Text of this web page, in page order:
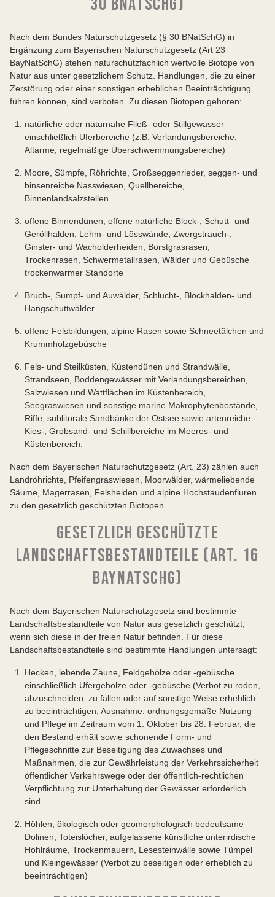
30 BNATSCHG)
Nach dem Bundes Naturschutzgesetz (§ 30 BNatSchG) in
Ergänzung zum Bayerischen Naturschutzgesetz (Art 23
BayNatSchG) stehen naturschutzfachlich wertvolle Biotope von
Natur aus unter gesetzlichem Schutz. Handlungen, die zu einer
Zerstörung oder einer sonstigen erheblichen Beeinträchtigung
führen können, sind verboten. Zu diesen Biotopen gehören:
natürliche oder naturnahe Fließ- oder Stillgewässer
einschließlich Uferbereiche (z.B. Verlandungsbereiche,
Altarme, regelmäßige Überschwemmungsbereiche)
Moore, Sümpfe, Röhrichte, Großseggenrieder, seggen- und
binsenreiche Nasswiesen, Quellbereiche,
Binnenlandsalzstellen
offene Binnendünen, offene natürliche Block-, Schutt- und
Geröllhalden, Lehm- und Lösswände, Zwergstrauch-,
Ginster- und Wacholderheiden, Borstgrasrasen,
Trockenrasen, Schwermetallrasen, Wälder und Gebüsche
trockenwarmer Standorte
Bruch-, Sumpf- und Auwälder, Schlucht-, Blockhalden- und
Hangschuttwälder
offene Felsbildungen, alpine Rasen sowie Schneetälchen und
Krummholzgebüsche
Fels- und Steilküsten, Küstendünen und Strandwälle,
Strandseen, Boddengewässer mit Verlandungsbereichen,
Salzwiesen und Wattflächen im Küstenbereich,
Seegraswiesen und sonstige marine Makrophytenbestände,
Riffe, sublitorale Sandbänke der Ostsee sowie artenreiche
Kies-, Grobsand- und Schillbereiche im Meeres- und
Küstenbereich.
Nach dem Bayerischen Naturschutzgesetz (Art. 23) zählen auch
Landröhrichte, Pfeifengraswiesen, Moorwälder, wärmeliebende
Säume, Magerrasen, Felsheiden und alpine Hochstaudenfluren
zu den gesetzlich geschützten Biotopen.
GESETZLICH GESCHÜTZTE
LANDSCHAFTSBESTANDTEILE (ART. 16
BAYNATSCHG)
Nach dem Bayerischen Naturschutzgesetz sind bestimmte
Landschaftsbestandteile von Natur aus gesetzlich geschützt,
wenn sich diese in der freien Natur befinden. Für diese
Landschaftsbestandteile sind bestimmte Handlungen untersagt:
Hecken, lebende Zäune, Feldgehölze oder -gebüsche
einschließlich Ufergehölze oder -gebüsche (Verbot zu roden,
abzuschneiden, zu fällen oder auf sonstige Weise erheblich
zu beeinträchtigen; Ausnahme: ordnungsgemäße Nutzung
und Pflege im Zeitraum vom 1. Oktober bis 28. Februar, die
den Bestand erhält sowie schonende Form- und
Pflegeschnitte zur Beseitigung des Zuwachses und
Maßnahmen, die zur Gewährleistung der Verkehrssicherheit
öffentlicher Verkehrswege oder der öffentlich-rechtlichen
Verpflichtung zur Unterhaltung der Gewässer erforderlich
sind.
Höhlen, ökologisch oder geomorphologisch bedeutsame
Dolinen, Toteislöcher, aufgelassene künstliche unterirdische
Hohlräume, Trockenmauern, Lesesteinwälle sowie Tümpel
und Kleingewässer (Verbot zu beseitigen oder erheblich zu
beeinträchtigen)